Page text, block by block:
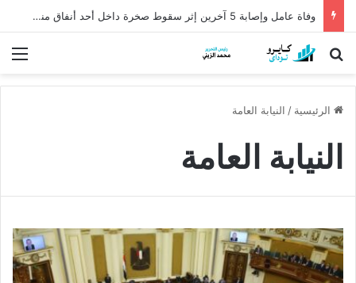
وفاة عامل وإصابة 5 آخرين إثر سقوط صخرة داخل أحد أنفاق منجم السكري
بحث عن
الرئيسية / النيابة العامة
النيابة العامة